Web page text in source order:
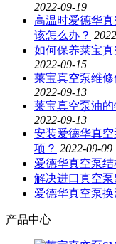
2022-09-19
高温时爱德华
该怎么办？
如何保养莱宝
2022-09-15
莱宝真空泵维
2022-09-13
莱宝真空泵油
2022-09-13
安装爱德华真
项？ 2022-09-09
爱德华真空泵
解决进口真空
爱德华真空泵
产品中心